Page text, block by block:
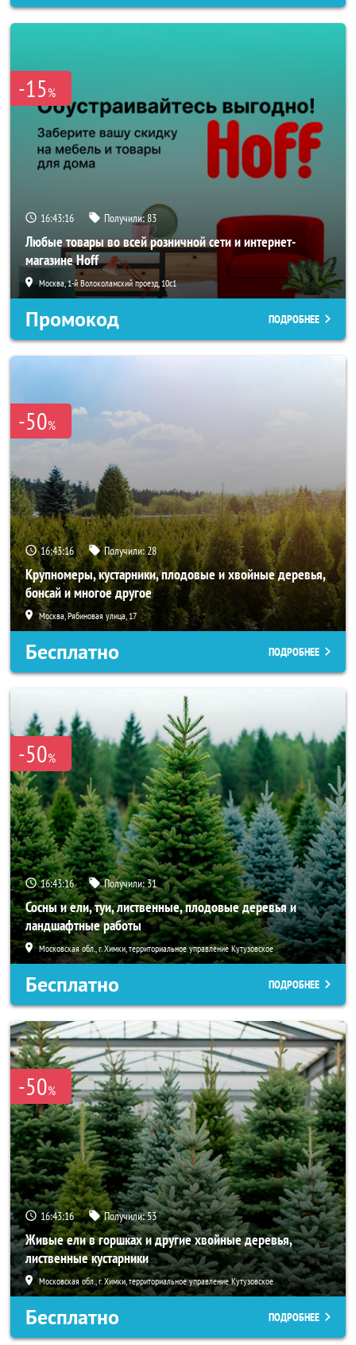
-15%
16:43:14 Получили:83
Любые товары во всей розничной сети и интернет-
магазине Hoff
Москва, 1-й Волоколамский проезд, 10с1
Промокод ПОДРОБНЕЕ
-50%
16:43:14 Получили:28
Крупномеры, кустарники, плодовые и хвойные деревья,
бонсай и многое другое
Москва, Рябиновая улица, 17
Бесплатно ПОДРОБНЕЕ
-50%
16:43:14 Получили:31
Сосны и ели, туи, лиственные, плодовые деревья и
ландшафтные работы
Московская обл., г. Химки, территориальное управление Кутузовское
Бесплатно ПОДРОБНЕЕ
-50%
16:43:14 Получили:53
Живые ели в горшках и другие хвойные деревья,
лиственные кустарники
Московская обл., г. Химки, территориальное управление Кутузовское
Бесплатно ПОДРОБНЕЕ